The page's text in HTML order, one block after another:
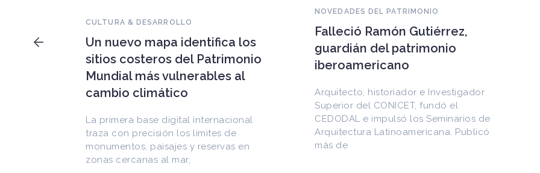
guardián del patrimonio
iberoamericano
Arquitecto, historiador e Investigador
CEDODAL e impulsó los Seminarios de
Arquitectura Latinoamericana. Publicó
más de
NOVEDADES DEL PATRIMONIO
EEUU devuelve a Cuba
documentos históricos
sustraídos del Archivo
en internet
Entre los materiales recuperados
figuran la Constitución de la Yaya de